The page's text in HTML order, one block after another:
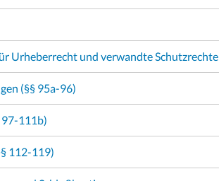
Urheberrecht und verwandte Schutzrechte
(§§ 95a-96)
111b)
112-119)